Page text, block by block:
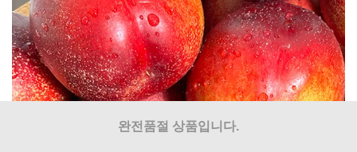
완전품절 상품입니다.